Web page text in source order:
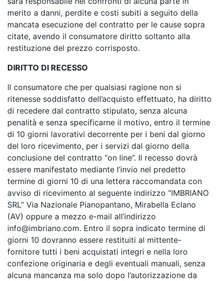
merito a danni, perdite e costi subiti a seguito della
mancata esecuzione del contratto per le cause sopra
citate, avendo il consumatore diritto soltanto alla
restituzione del prezzo corrisposto.
DIRITTO DI RECESSO
Il consumatore che per qualsiasi ragione non si
ritenesse soddisfatto dell’acquisto effettuato, ha diritto
di recedere dal contratto stipulato, senza alcuna
penalità e senza specificarne il motivo, entro il termine
di 10 giorni lavorativi decorrente per i beni dal giorno
del loro ricevimento, per i servizi dal giorno della
conclusione del contratto “on line”. Il recesso dovrà
essere manifestato mediante l’invio nel predetto
termine di giorni 10 di una lettera raccomandata con
avviso di ricevimento al seguente indirizzo “IMBRIANO
SRL” Via Nazionale Pianopantano, Mirabella Eclano
(AV) oppure a mezzo e-mail all’indirizzo
info@imbriano.com. Entro il sopra indicato termine di
giorni 10 dovranno essere restituiti al mittente-
fornitore tutti i beni acquistati integri e nella loro
confezione originaria e degli eventuali manuali, senza
alcuna mancanza ma solo dopo l’autorizzazione da